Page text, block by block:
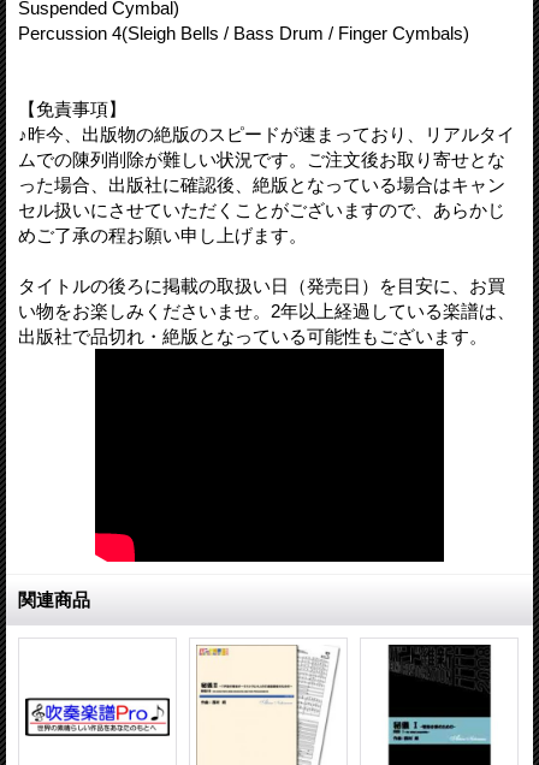
Suspended Cymbal)
Percussion 4(Sleigh Bells / Bass Drum / Finger Cymbals)
【免責事項】
♪昨今、出版物の絶版のスピードが速まっており、リアルタイ
ムでの陳列削除が難しい状況です。ご注文後お取り寄せとな
った場合、出版社に確認後、絶版となっている場合はキャン
セル扱いにさせていただくことがございますので、あらかじ
めご了承の程お願い申し上げます。
タイトルの後ろに掲載の取扱い日（発売日）を目安に、お買
い物をお楽しみくださいませ。2年以上経過している楽譜は、
出版社で品切れ・絶版となっている可能性もございます。
関連商品